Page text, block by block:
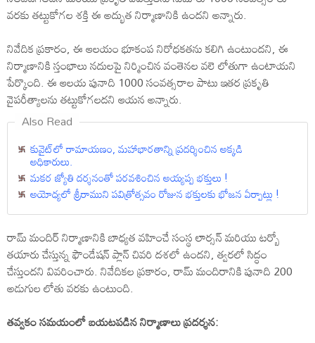
వరకు తట్టుకోగల శక్తి ఈ అద్భుత నిర్మాణానికి ఉందని అన్నారు.
నివేదిక ప్రకారం, ఈ ఆలయం భూకంప నిరోధకతను కలిగి ఉంటుందని, ఈ
నిర్మాణానికి స్తంభాలు నదులపై నిర్మించిన వంతెనల వలె లోతుగా ఉంటాయని
పేర్కొంది. ఈ ఆలయ పునాది 1000 సంవత్సరాల పాటు ఇతర ప్రకృతి
వైపరీత్యాలను తట్టుకోగలదని ఆయన అన్నారు.
Also Read
కువైట్‌లో రామాయ‌ణం, మ‌హాభార‌తాన్ని ప్రదర్శించిన అక్కడి
అధికారులు.
మకర జ్యోతి దర్శనంతో పరవశించిన అయ్యప్ప భక్తులు !
అయోధ్యలో శ్రీరాముని పవిత్రోత్సవం రోజున భక్తులకు భోజన ఏర్పాట్లు !
రామ్ మందిర్ నిర్మాణానికి బాధ్యత వహించే సంస్థ లార్సన్ మరియు టర్బో
తయారు చేస్తున్న ఫౌండేషన్ ప్లాన్ చివరి దశలో ఉందని, త్వరలో సిద్ధం
చేస్తుందని వివరించారు. నివేదికల ప్రకారం, రామ్ మందిరానికి పునాది 200
అడుగుల లోతు వరకు ఉంటుంది.
తవ్వకం సమయంలో బయటపడిన నిర్మాణాలుప్రదర్శన: